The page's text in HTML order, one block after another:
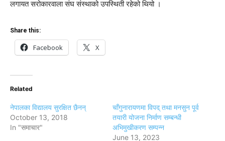
लगायत सरोकारवाला संघ संस्थाको उपस्थिती रहेको थियो ।
Share this:
Facebook X
Related
नेपालका विद्यालय सुरक्षित छैनन्
October 13, 2018
In "समाचार"
चाँगुनारायणमा विपद् तथा मनसुन पूर्व
तयारी योजना निर्माण सम्बन्धी
अभिमुखीकरण सम्पन्न
June 13, 2023